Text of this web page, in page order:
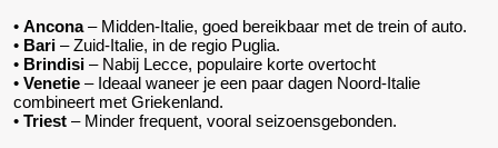
• Ancona– Midden-Italie, goed bereikbaar met de trein of auto.
• Bari – Zuid-Italie, in de regio Puglia.
• Brindisi – Nabij Lecce, populaire korte overtocht
• Venetie – Ideaal waneer je een paar dagen Noord-Italie
combineert met Griekenland.
• Triest – Minder frequent, vooral seizoensgebonden.